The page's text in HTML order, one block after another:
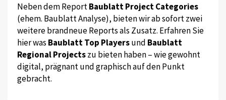
Neben dem ReportBaublatt Project Categories
(ehem. Baublatt Analyse), bieten wir ab sofort zwei
weitere brandneue Reports als Zusatz. Erfahren Sie
hier was Baublatt Top Playersund Baublatt
Regional Projectszu bieten haben – wie gewohnt
digital, prägnant und graphisch auf den Punkt
gebracht.